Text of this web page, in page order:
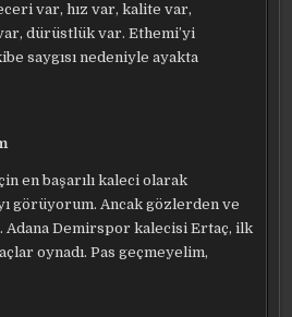
var, hız var, kalite var,
dürüstlük var. Ethemi’yi
saygısı nedeniyle ayakta
en başarılı kaleci olarak
görüyorum. Ancak gözlerden ve
Adana Demirspor kalecisi Ertaç, ilk
oynadı. Pas geçmeyelim,